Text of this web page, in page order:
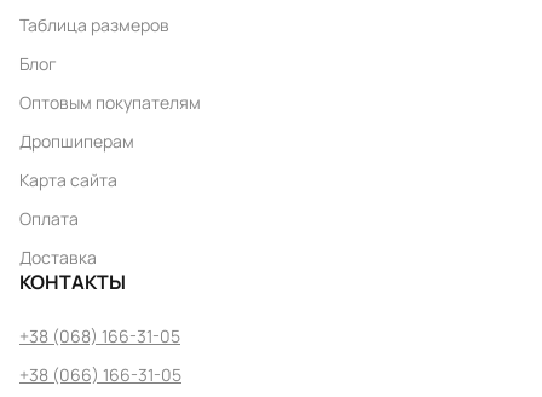
Таблица размеров
Блог
Оптовым покупателям
Дропшиперам
Карта сайта
Оплата
Доставка
КОНТАКТЫ
+38 (068) 166-31-05
+38 (066) 166-31-05